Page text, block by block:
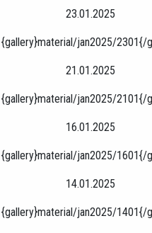
23.01.2025
{gallery}material/jan2025/2301{/
21.01.2025
{gallery}material/jan2025/2101{/
16.01.2025
{gallery}material/jan2025/1601{/
14.01.2025
{gallery}material/jan2025/1401{/